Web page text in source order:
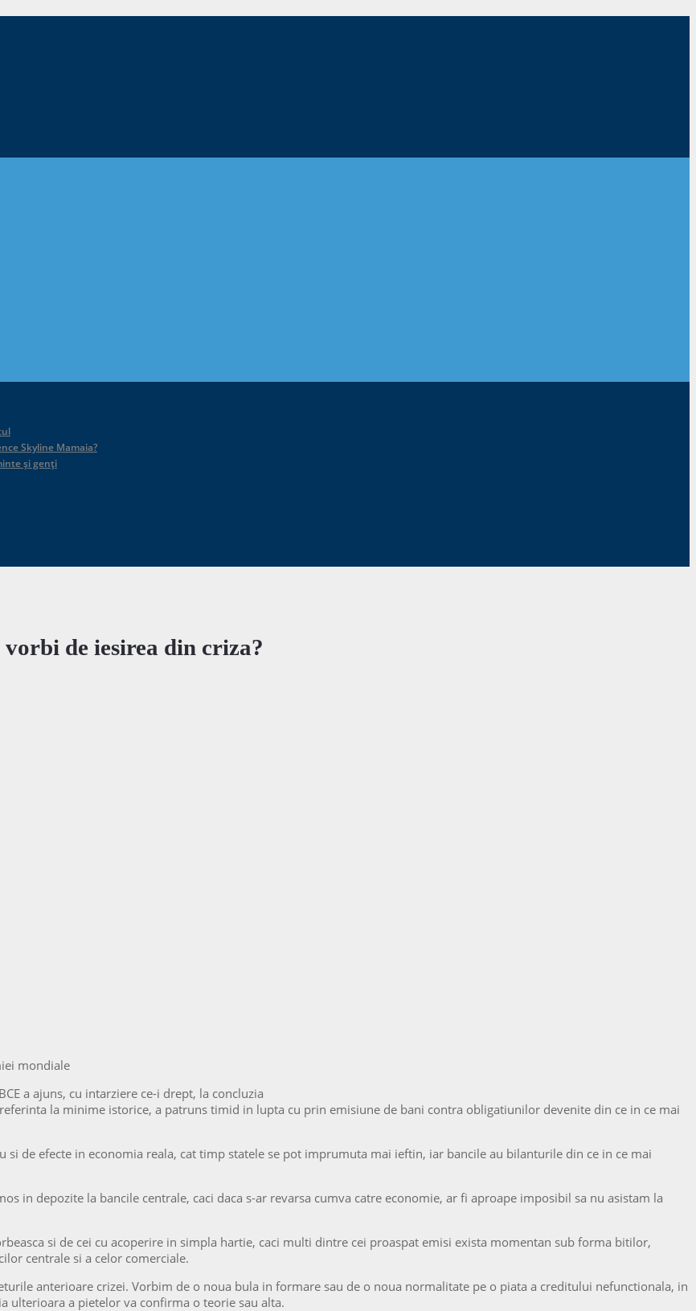
Skyline Mamaia?
și genți
vorbi de iesirea din criza?
mondiale
a ajuns, cu intarziere ce-i drept, la concluzia
la minime istorice, a patruns timid in lupta cu prin emisiune de bani contra obligatiunilor devenite din ce in ce mai
si de efecte in economia reala, cat timp statele se pot imprumuta mai ieftin, iar bancile au bilanturile din ce in ce mai
in depozite la bancile centrale, caci daca s-ar revarsa cumva catre economie, ar fi aproape imposibil sa nu asistam la
si de cei cu acoperire in simpla hartie, caci multi dintre cei proaspat emisi exista momentan sub forma bitilor,
centrale si a celor comerciale.
anterioare crizei. Vorbim de o noua bula in formare sau de o noua normalitate pe o piata a creditului nefunctionala, in
ulterioara a pietelor va confirma o teorie sau alta.